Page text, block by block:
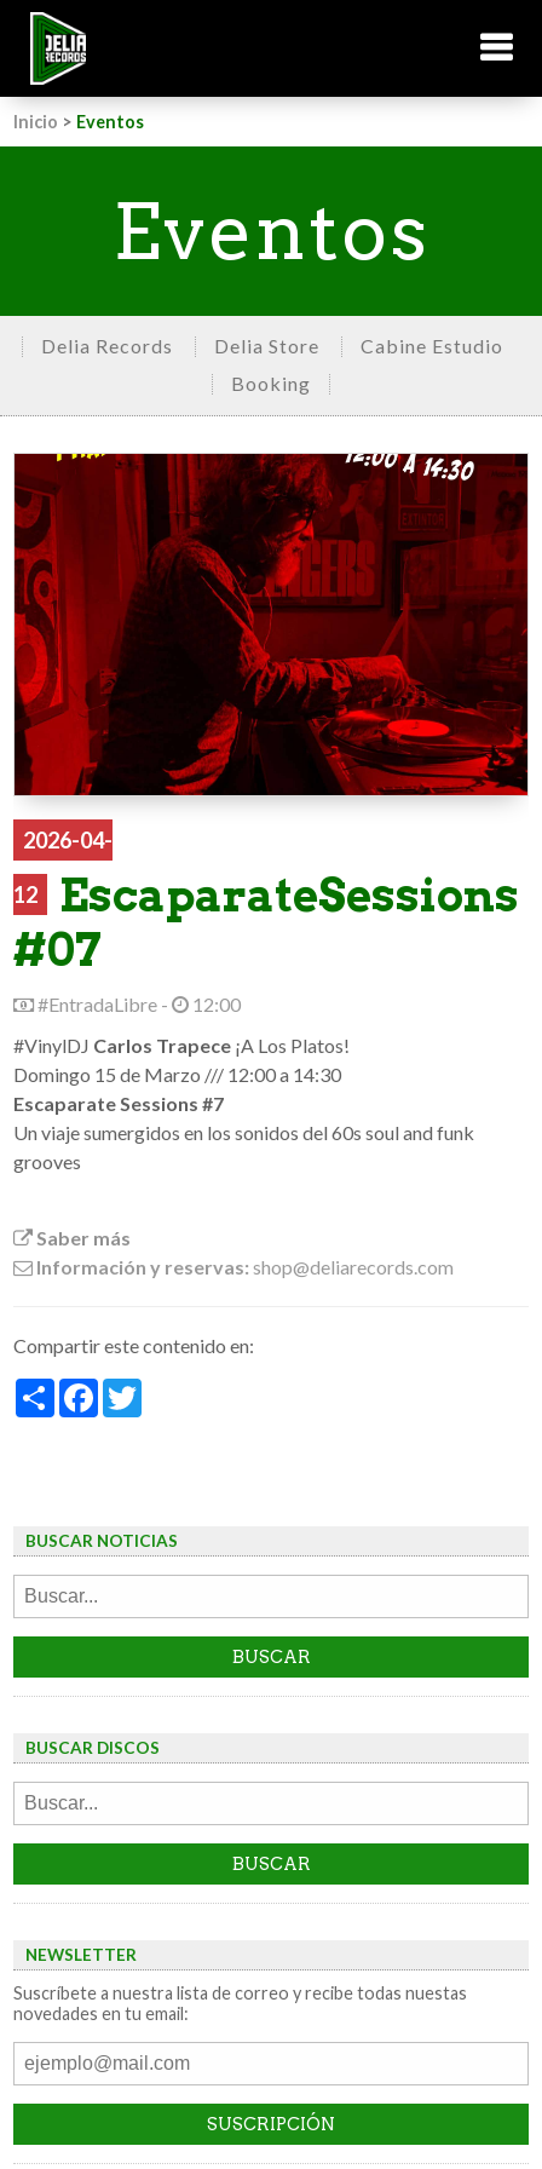
Inicio > Eventos
Eventos
Delia Records Delia Store
Cabine Estudio
Booking
2026-04-
12
EscaparateSessions
#07
#EntradaLibre -
12:00
#VinylDJ Carlos Trapece ¡A Los Platos!
Domingo 15 de Marzo /// 12:00 a 14:30
Escaparate Sessions #7
Un viaje sumergidos en los sonidos del 60s soul and funk
grooves
Saber más
Información y reservas: shop@deliarecords.com
Compartir este contenido en:
ShareFacebook
BUSCAR NOTICIAS
BUSCAR DISCOS
NEWSLETTER
Suscríbete a nuestra lista de correo y recibe todas nuestas
novedades en tu email: